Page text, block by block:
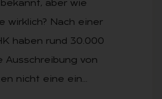
aber wie
wirklich? Nach einer
haben rund 30.000
Ausschreibung von
nicht eine ein…